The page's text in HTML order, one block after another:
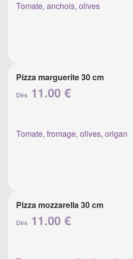
Tomate, anchois, olives
Pizza marguerite 30 cm
Dès 11.00 €
Tomate, fromage, olives, origan
Pizza mozzarella 30 cm
Dès 11.00 €